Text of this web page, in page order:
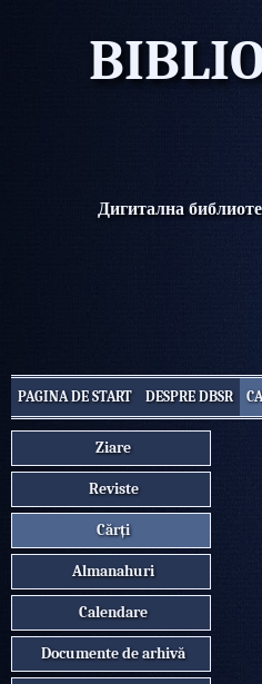
Дигитална
PAGINA DE START DESPRE DBSR
Ziare
Reviste
Cărți
Almanahuri
Calendare
Documente de arhivă